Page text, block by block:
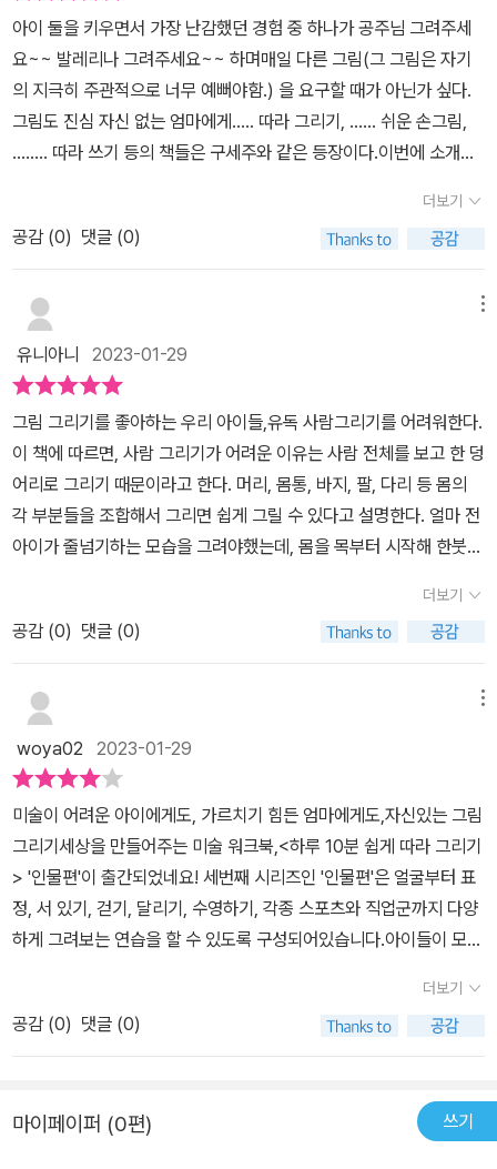
아이 둘을 키우면서 가장 난감했던 경험 중 하나가 공주님 그려주세
요~~ 발레리나 그려주세요~~ 하며매일 다른 그림(그 그림은 자기
의 지극히 주관적으로 너무 예뻐야함.) 을 요구할 때가 아닌가 싶다.
그림도 진심 자신 없는 엄마에게….. 따라 그리기, …… 쉬운 손그림,
…….. 따라 쓰기 등의 책들은 구세주와 같은 등장이다.이번에 소개받
하트를 그리고, 무지개를 그리다 동물을 그린다.그러다 어느 날 부터
매일 그려줘야 하는 다양한 인물들…엄마인 나도 어떻게 그려야할지
당혹스러움을 해결해주는 책이다.얼굴, 머리모양, 몸, 동작까지 다양
한 인물들의 특징을 큰 그림으로 쉽게 보여주고,두껍고 넓은 종이에
한 권에 색연필 한 세트면아이는 그림그리며 즐겁고, 엄마는 쉼을 가
질 수 있는 너무나 고마운 책을 만났다.초등 저학년인 큰 딸도 오~ 오
~~ 하며 보자마자 그려보고 좋아하고둘째 딸은 캐릭터 고르기에 바
쁘시다.추운 겨울방학 집콕 중에도 잠시 지칠 쯤 나의 믹스커피 타임
을 도와 준다.<출판사로부터 도서지원을 받아 작성하였습니다.>
더보기
공감 (0) 댓글 (0)
유니아니 2023-01-29
그림 그리기를 좋아하는 우리 아이들,유독 사람그리기를 어려워한다.
이 책에 따르면, 사람 그리기가 어려운 이유는 사람 전체를 보고 한 덩
어리로 그리기 때문이라고 한다. 머리, 몸통, 바지, 팔, 다리 등 몸의
각 부분들을 조합해서 그리면 쉽게 그릴 수 있다고 설명한다. 얼마 전
아이가 줄넘기하는 모습을 그려야했는데, 몸을 목부터 시작해 한붓그
정말 한번에 이해가 되었다. 왜 사람 그리기가 어려웠는지.아이들과
얼굴부터 시작해서 서있는 모습, 걷는 모습, 달리기, 수영, 축구, 발레
등등 하나씩 그려보기에 좋은 구성으로 되어있다.이 책을 통해 사람
그리는 법을 잘 배우면 유치원, 초등학교에서 그림 일기, 독서 기록장
쓸 때 자신감 있게 표현할 수 있을 것 같다.그림그리기가 어려운 아이,
특히 사람그리기가 어려운 아이들에게 추천하고 싶다.(출판사로부터
도서를 제공받아 솔직하게 작성한 리뷰입니다)
더보기
공감 (0) 댓글 (0)
woya02 2023-01-29
미술이 어려운 아이에게도, 가르치기 힘든 엄마에게도,자신있는 그림
그리기세상을 만들어주는 미술 워크북,<하루 10분 쉽게 따라 그리기
> '인물편'이 출간되었네요! 세번째 시리즈인 '인물편'은 얼굴부터 표
정, 서 있기, 걷기, 달리기, 수영하기, 각종 스포츠와 직업군까지 다양
하게 그려보는 연습을 할 수 있도록 구성되어있습니다.아이들이 모두
아있는 모습, 달리는 모습, 누워있는 모습 등다양한 포즈그리기를 조
금 어려워하는 것 같았는데 <하루 10분 쉽게 따라 그리기> '인물
편'이 꽤 도움되겠다고 생각했어요! 보고 따라그리는것조차 어려운
는 원리를 설명해주고 있는 <하루 10분 쉽게 따라 그리기>는별도로
더보기
공감 (0) 댓글 (0)
마이페이퍼 (0편) 쓰기